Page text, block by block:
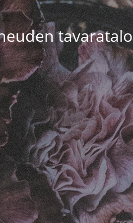
tavaratalo